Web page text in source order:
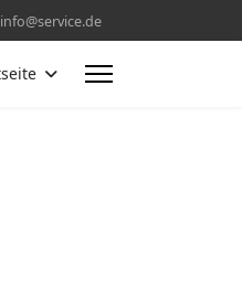
info@service.de